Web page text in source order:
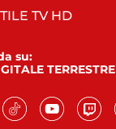
TV HD
su:
TERRESTRE